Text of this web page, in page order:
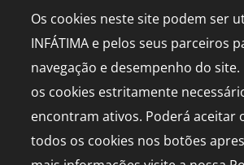
Planear Viagem
Diário de Bordo
Agenda
Capelinha em direto
Media Kit
Os cookies neste site podem ser
INFÁTIMA e pelos seus parceiros
navegação e desempenho do
os cookies estritamente
encontram ativos. Poderá aceitar
todos os cookies nos botões